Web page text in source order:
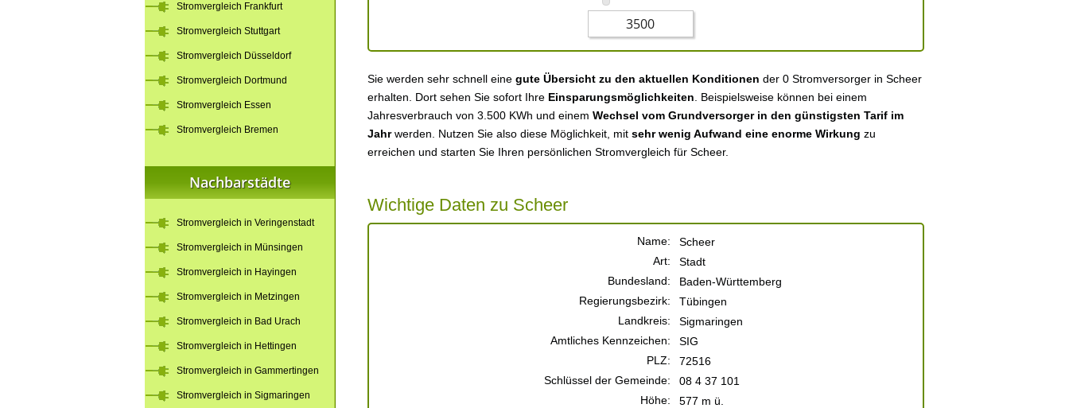
Sie werden sehr schnell eine gute Übersicht zu den aktuellen Konditionen der 0 Stromversorger in Scheer
erhalten. Dort sehen Sie sofort Ihre Einsparungsmöglichkeiten . Beispielsweise können bei einem
Jahresverbrauch von 3.500 KWh und einem Wechsel vom Grundversorger in den günstigsten Tarif im
Jahrwerden. Nutzen Sie also diese Möglichkeit, mit sehr wenig Aufwand eine enorme Wirkung zu
erreichen und starten Sie Ihren persönlichen Stromvergleich für Scheer.
Wichtige Daten zu Scheer
Name:
Scheer
Art:
Stadt
Bundesland:
Baden-Württemberg
Regierungsbezirk:
Tübingen
Landkreis:
Sigmaringen
Amtliches Kennzeichen:
SIG
PLZ:
72516
Schlüssel der Gemeinde:
08 4 37 101
Höhe:
577 m ü.
Stromvergleich Frankfurt
Stromvergleich Stuttgart
Stromvergleich Düsseldorf
Stromvergleich Dortmund
Stromvergleich Essen
Stromvergleich Bremen
Nachbarstädte
Stromvergleich in Veringenstadt
Stromvergleich in Münsingen
Stromvergleich in Hayingen
Stromvergleich in Metzingen
Stromvergleich in Bad Urach
Stromvergleich in Hettingen
Stromvergleich in Gammertingen
Stromvergleich in Sigmaringen